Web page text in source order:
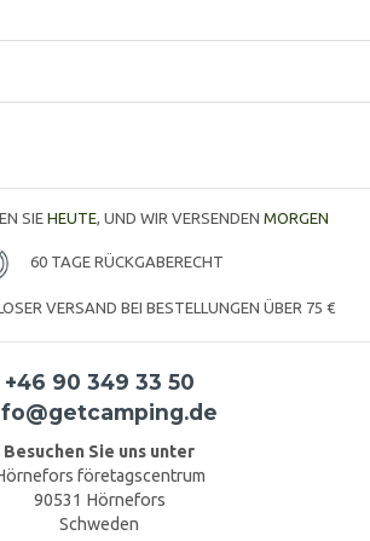
SIE HEUTE, UND WIR VERSENDEN MORGEN
60 TAGE RÜCKGABERECHT
VERSAND BEI BESTELLUNGEN ÜBER 75 €
+46 90 349 33 50
Besuchen Sie uns unter
företagscentrum
90531 Hörnefors
Schweden